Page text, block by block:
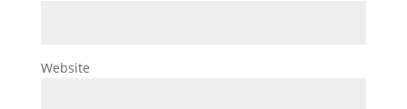
Website